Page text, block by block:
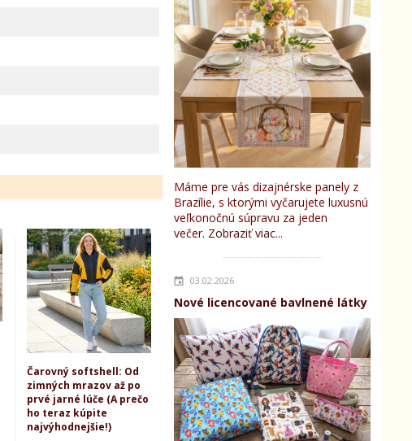
Máme pre vás dizajnérske panely z
Brazílie, s ktorými vyčarujete luxusnú
veľkonočnú súpravu za jeden
večer. Zobraziť viac...
03.02.2026
Nové licencované bavlnené látky
Čarovný softshell: Od
zimných mrazov až po
prvé jarné lúče (A prečo
ho teraz kúpite
najvýhodnejšie!)